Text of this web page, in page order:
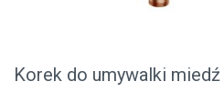
Korek do umywalki